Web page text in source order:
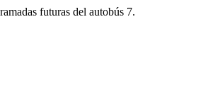
futuras del autobús 7.